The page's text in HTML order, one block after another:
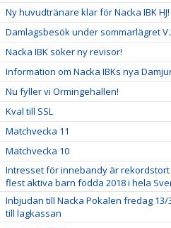
Ny huvudtränare klar för Nacka IBK HJ!
Damlagsbesök under sommarlägret
Nacka IBK söker ny revisor!
Information om Nacka IBKs nya
Nu fyller vi Ormingehallen!
Kval till SSL
Matchvecka 11
Matchvecka 10
Intresset för innebandy är rekordstort
flest aktiva barn födda 2018 i hela
Inbjudan till Nacka Pokalen fredag
till lagkassan